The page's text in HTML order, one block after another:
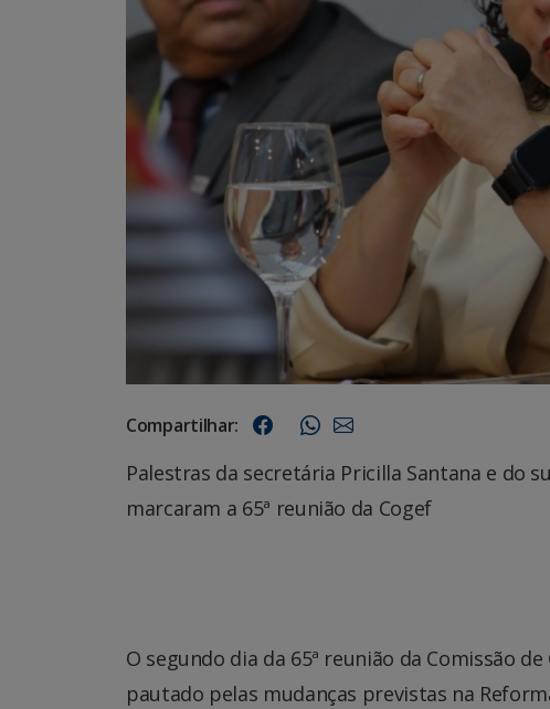
Compartilhar:
Palestras da secretária Pricilla Santana e do
marcaram a 65ª reunião da Cogef
O segundo dia da 65ª reunião da Comissão
pautado pelas mudanças previstas na